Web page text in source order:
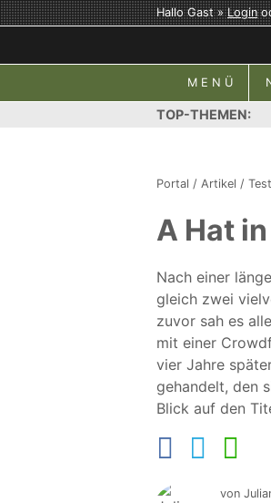
Hallo Gast »Login
MENÜ
TOP-THEMEN:
Portal / Artikel /
A Hat
Nach einer
gleich zwei
zuvor sah es
mit einer
vier Jahre
gehandelt, den
Blick auf den
von